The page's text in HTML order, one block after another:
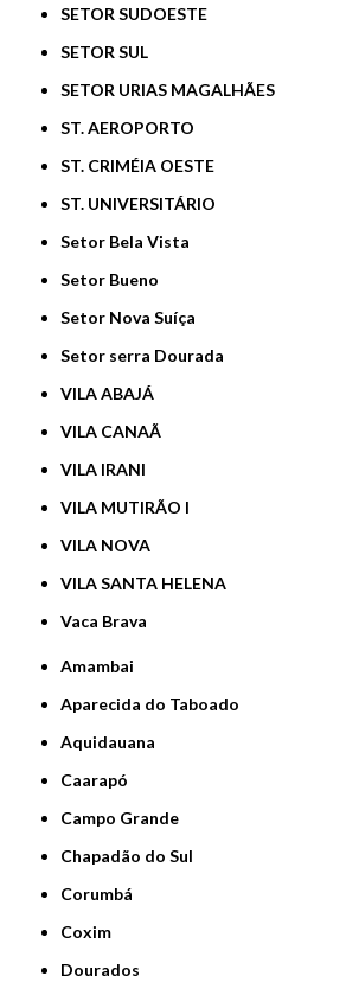
SETOR SUDOESTE
SETOR SUL
SETOR URIAS MAGALHÃES
ST. AEROPORTO
ST. CRIMÉIA OESTE
ST. UNIVERSITÁRIO
Setor Bela Vista
Setor Bueno
Setor Nova Suíça
Setor serra Dourada
VILA ABAJÁ
VILA CANAÃ
VILA IRANI
VILA MUTIRÃO I
VILA NOVA
VILA SANTA HELENA
Vaca Brava
Amambai
Aparecida do Taboado
Aquidauana
Caarapó
Campo Grande
Chapadão do Sul
Corumbá
Coxim
Dourados